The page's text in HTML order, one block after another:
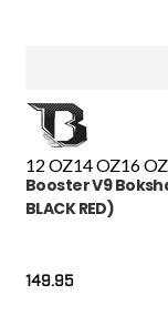
12 OZ14 OZ16 OZ
Booster V9
BLACK RED)
149.95